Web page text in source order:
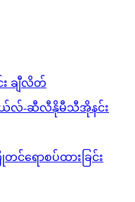
ချီလိတ်
လ်-ဆီလီနိုမီသီအိုနင်း
င်ရောစပ်ထားခြင်း